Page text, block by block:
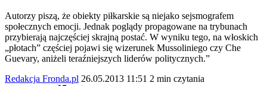
Autorzy piszą, że obiekty piłkarskie są niejako sejsmografem
społecznych emocji. Jednak poglądy propagowane na trybunach
przybierają najczęściej skrajną postać. W wyniku tego, na włoskich
„płotach” częściej pojawi się wizerunek Mussoliniego czy Che
Guevary, aniżeli teraźniejszych liderów politycznych.”
Redakcja Fronda.pl 26.05.2013 11:51 2 min czytania